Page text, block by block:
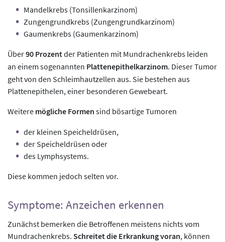
Mandelkrebs (Tonsillenkarzinom)
Zungengrundkrebs (Zungengrundkarzinom)
Gaumenkrebs (Gaumenkarzinom)
Über90 Prozentder Patienten mit Mundrachenkrebs leiden
an einem sogenannten Plattenepithelkarzinom. Dieser Tumor
geht von den Schleimhautzellen aus. Sie bestehen aus
Plattenepithelen, einer besonderen Gewebeart.
Weitere mögliche Formen sind bösartige Tumoren
der kleinen Speicheldrüsen,
der Speicheldrüsen oder
des Lymphsystems.
Diese kommen jedoch selten vor.
Symptome: Anzeichen erkennen
Zunächst bemerken die Betroffenen meistens nichts vom
Mundrachenkrebs. Schreitet die Erkrankung voran, können